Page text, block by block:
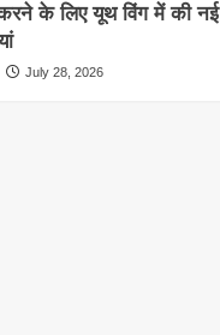
के लिए यूथ विंग में की नई
July 28, 2026